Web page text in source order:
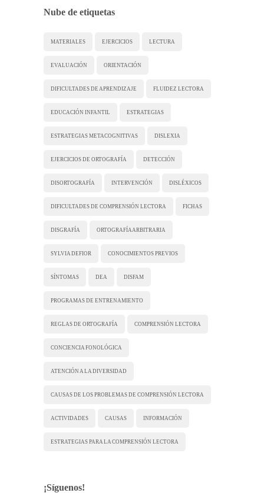
Nube de etiquetas
MATERIALES EJERCICIOS LECTURA
EVALUACIÓN ORIENTACIÓN
DIFICULTADES DE APRENDIZAJE FLUIDEZ LECTORA
EDUCACIÓN INFANTIL ESTRATEGIAS
ESTRATEGIAS METACOGNITIVAS DISLEXIA
EJERCICIOS DE ORTOGRAFÍA DETECCIÓN
DISORTOGRAFÍA INTERVENCIÓN DISLÉXICOS
DIFICULTADES DE COMPRENSIÓN LECTORA FICHAS
DISGRAFÍA ORTOGRAFÍA ARBITRARIA
SYLVIA DEFIOR CONOCIMIENTOS PREVIOS
SÍNTOMAS DEA DISFAM
PROGRAMAS DE ENTRENAMIENTO
REGLAS DE ORTOGRAFÍA COMPRENSIÓN LECTORA
CONCIENCIA FONOLÓGICA
ATENCIÓN A LA DIVERSIDAD
CAUSAS DE LOS PROBLEMAS DE COMPRENSIÓN LECTORA
ACTIVIDADES CAUSAS INFORMACIÓN
ESTRATEGIAS PARA LA COMPRENSIÓN LECTORA
¡Síguenos!